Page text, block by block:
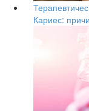
Кариес: